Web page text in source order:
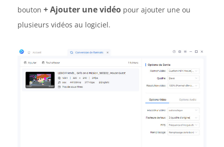
bouton + Ajouter une vidéo pour ajouter une ou
plusieurs vidéos au logiciel.